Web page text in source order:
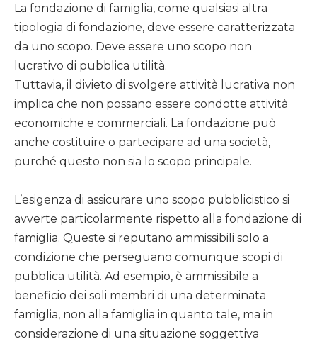
La fondazione di famiglia, come qualsiasi altra
tipologia di fondazione, deve essere caratterizzata
da uno scopo. Deve essere uno scopo non
lucrativo di pubblica utilità.
Tuttavia, il divieto di svolgere attività lucrativa non
implica che non possano essere condotte attività
economiche e commerciali. La fondazione può
anche costituire o partecipare ad una società,
purché questo non sia lo scopo principale.
L’esigenza di assicurare uno scopo pubblicistico si
avverte particolarmente rispetto alla fondazione di
famiglia. Queste si reputano ammissibili solo a
condizione che perseguano comunque scopi di
pubblica utilità. Ad esempio, è ammissibile a
beneficio dei soli membri di una determinata
famiglia, non alla famiglia in quanto tale, ma in
considerazione di una situazione soggettiva